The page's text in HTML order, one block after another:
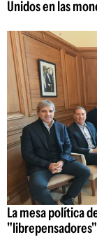
Unidos en las
La mesa política